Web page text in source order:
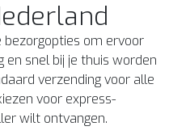
om ervoor
en snel bij je thuis worden
verzending voor alle
voor express-
wilt ontvangen.